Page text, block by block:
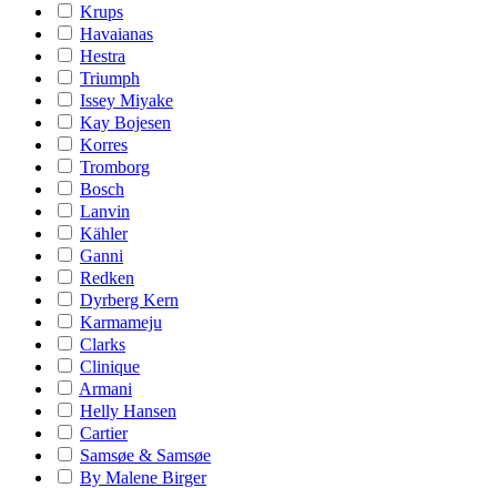
Krups
Havaianas
Hestra
Triumph
Issey Miyake
Kay Bojesen
Korres
Tromborg
Bosch
Lanvin
Kähler
Ganni
Redken
Dyrberg Kern
Karmameju
Clarks
Clinique
Armani
Helly Hansen
Cartier
Samsøe & Samsøe
By Malene Birger